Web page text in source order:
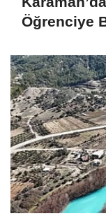
Öğrenciye